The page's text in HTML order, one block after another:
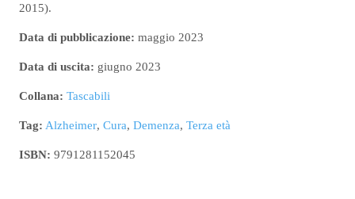
2015).
Data di pubblicazione: maggio 2023
Data di uscita: giugno 2023
Collana: Tascabili
Tag: Alzheimer, Cura, Demenza, Terza età
ISBN: 9791281152045